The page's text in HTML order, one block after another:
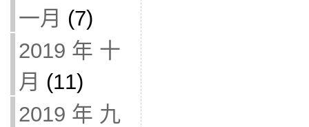
一月 (7)
2019 年 十
月 (11)
2019 年 九